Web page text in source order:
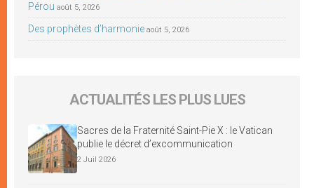
Pérou août 5, 2026
Des prophètes d’harmonie août 5, 2026
ACTUALITÉS LES PLUS LUES
Sacres de la Fraternité Saint-Pie X : le Vatican
publie le décret d’excommunication
2 Juil 2026